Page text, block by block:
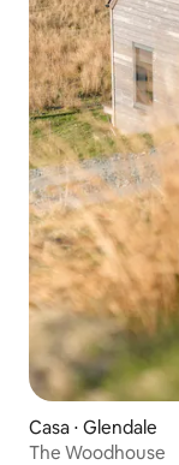
Casa ⋅ Glendale
The Woodhouse